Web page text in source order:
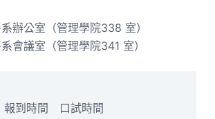
辦公室（管理學院338 室）
會議室（管理學院341 室）
報到時間　口試時間